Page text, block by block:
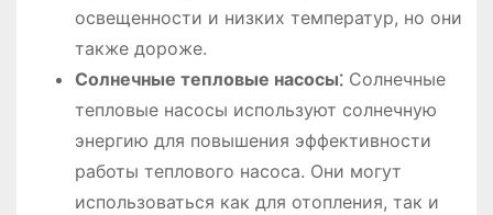
освещенности и низких температур, но они
также дороже.
Солнечные тепловые насосы⁚Солнечные
тепловые насосы используют солнечную
энергию для повышения эффективности
работы теплового насоса. Они могут
использоваться как для отопления, так и